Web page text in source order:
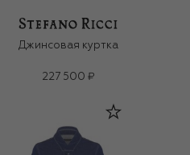
Джинсовая куртка
227 500 ₽